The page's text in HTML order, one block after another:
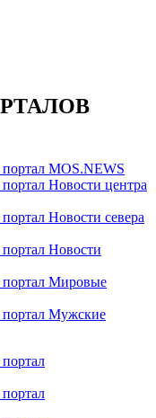
MOS.NEWS
Новости центра
Новости севера
Новости
Мировые
Мужские